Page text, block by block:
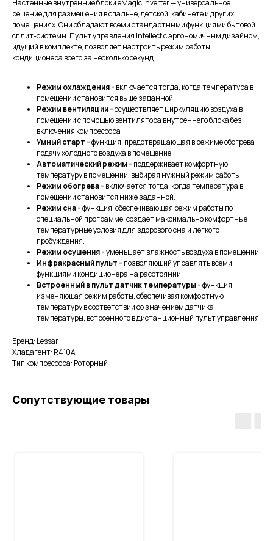
Настенные внутренние блоки eMagic Inverter — универсальное
решение для размещения в спальне, детской, кабинете и других
помещениях. Они обладают всеми стандартными функциями бытовой
сплит-системы. Пульт управления Intellect с эргономичным дизайном,
идущий в комплекте, позволяет настроить режим работы
кондиционера всего за несколько секунд.
Режим охлаждения - включается тогда, когда температура в
помещении становится выше заданной.
Режим вентиляции -осуществляет циркуляцию воздуха в
помещении с помощью вентилятора внутреннего блока без
включения компрессора
Умный старт -функция, предотвращающая в режиме обогрева
подачу холодного воздуха в помещение
Автоматический режим - поддерживает комфортную
температуру в помещении, выбирая нужный режим работы
Режим обогрева - включается тогда, когда температура в
помещении становится ниже заданной.
Режим сна -функция, обеспечивающая режим работы по
специальной программе: создает максимально комфортные
температурные условия для здорового сна и легкого
пробуждения.
Режим осушения -уменьшает влажность воздуха в помещении.
Инфракрасный пульт - позволяющий управлять всеми
функциями кондиционера на расстоянии.
Встроенный в пульт датчик температуры -функция,
изменяющая режим работы, обеспечивая комфортную
температуру в соответствии со значением датчика
температуры, встроенного в дистанционный пульт управления.
Бренд: Lessar
Хладагент: R410A
Тип компрессора: Роторный
Сопутствующие товары